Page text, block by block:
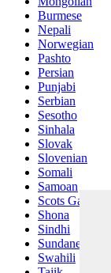
Burmese
Nepali
Norwegian
Pashto
Persian
Punjabi
Serbian
Sesotho
Sinhala
Slovak
Slovenian
Somali
Samoan
Scots Gaelic
Shona
Sindhi
Sundanese
Swahili